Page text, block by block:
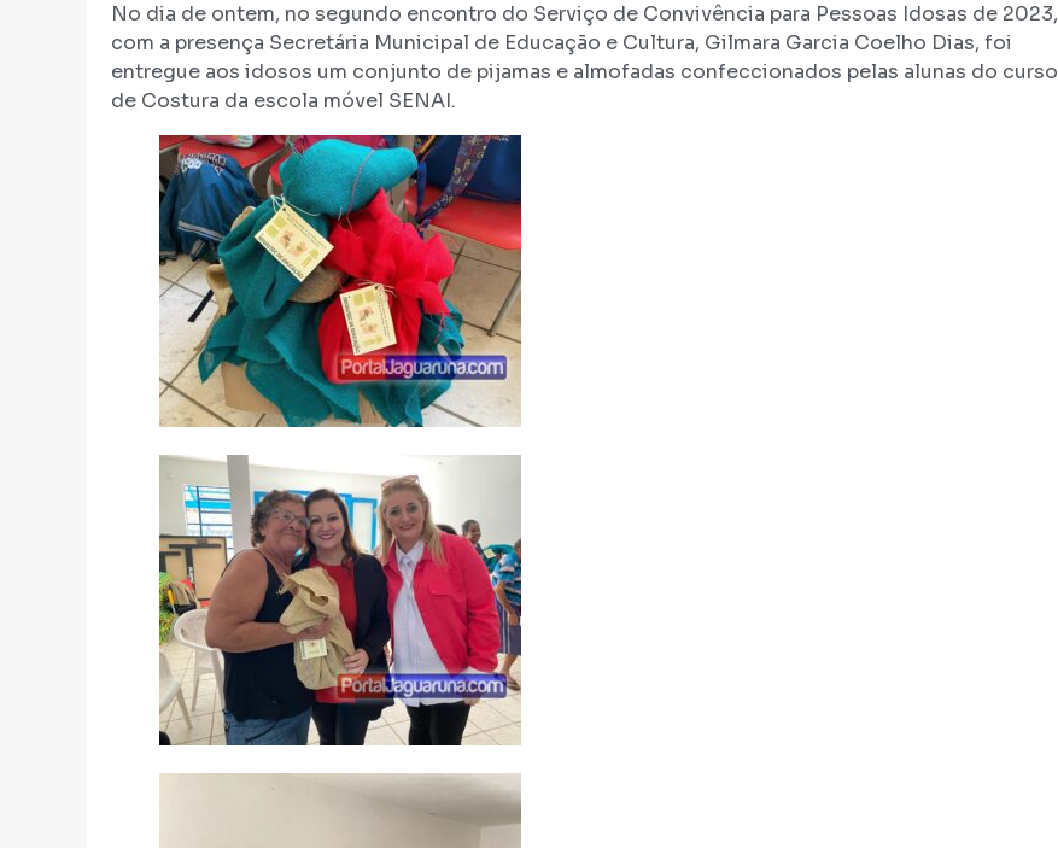
No dia de ontem, no segundo encontro do Serviço de Convivência para Pessoas Idosas de 2023,
com a presença Secretária Municipal de Educação e Cultura, Gilmara Garcia Coelho Dias, foi
entregue aos idosos um conjunto de pijamas e almofadas confeccionados pelas alunas do curso
de Costura da escola móvel SENAI.